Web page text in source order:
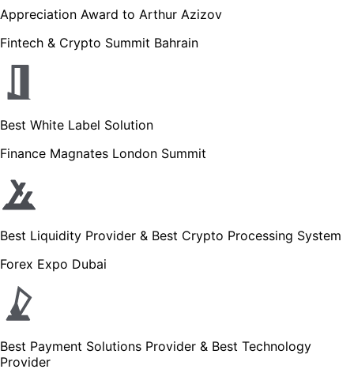
Appreciation Award to Arthur Azizov
Fintech & Crypto Summit Bahrain
Best White Label Solution
Finance Magnates London Summit
Best Liquidity Provider & Best Crypto Processing System
Forex Expo Dubai
Best Payment Solutions Provider & Best Technology
Provider